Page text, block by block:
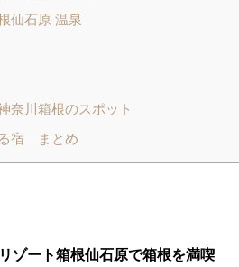
仙石原 温泉
奈川箱根のスポット
宿 まとめ
ゾート箱根仙石原で箱根を満喫